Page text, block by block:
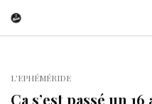
L'EPHÉMÉRIDE
Ça s’est passé un